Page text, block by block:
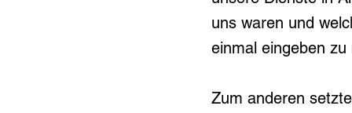
uns waren und
einmal eingeben zu
Zum anderen